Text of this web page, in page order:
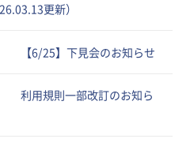
更新）
【6/25】下見会のお知らせ
利用規則一部改訂のお知ら